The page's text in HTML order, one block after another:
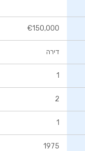
€150,000
דירה
1
2
1
1975